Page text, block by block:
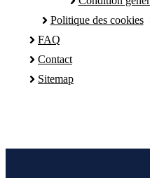
Politique des cookies
FAQ
Contact
Sitemap